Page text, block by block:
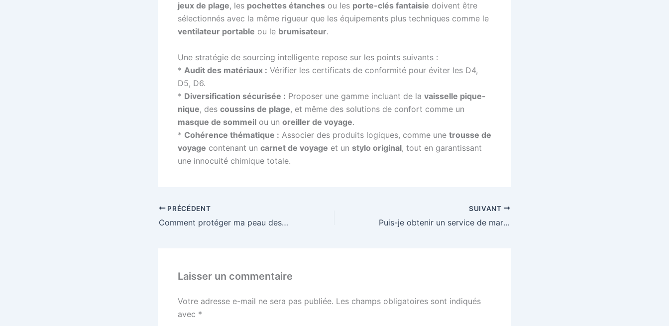
jeux de plage, les pochettes étanches ou les porte-clés fantaisie doivent être
sélectionnés avec la même rigueur que les équipements plus techniques comme le
ventilateur portable ou le brumisateur.
Une stratégie de sourcing intelligente repose sur les points suivants :
* Audit des matériaux : Vérifier les certificats de conformité pour éviter les D4,
D5, D6.
* Diversification sécurisée : Proposer une gamme incluant de la vaisselle pique-
nique, des coussins de plage, et même des solutions de confort comme un
masque de sommeil ou un oreiller de voyage.
* Cohérence thématique : Associer des produits logiques, comme une trousse de
voyage contenant un carnet de voyage et un stylo original, tout en garantissant
une innocuité chimique totale.
PRÉCÉDENT
Comment protéger ma peau des coups de soleil et des brûlures ?
SUIVANT
Puis-je obtenir un service de marketing digital ?
Laisser un commentaire
Votre adresse e-mail ne sera pas publiée. Les champs obligatoires sont indiqués
avec *